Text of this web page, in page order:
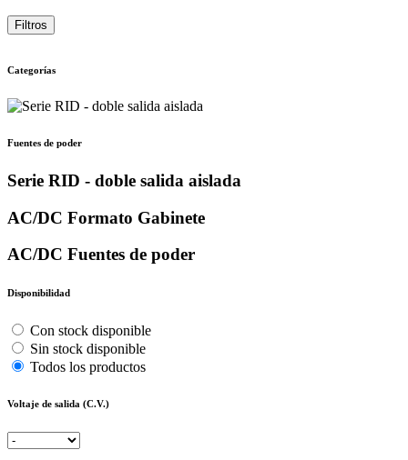
Filtros
Categorías
Fuentes de poder
Serie RID - doble salida aislada
AC/DC Formato Gabinete
AC/DC Fuentes de poder
Disponibilidad
Con stock disponible
Sin stock disponible
Todos los productos
Voltaje de salida (C.V.)